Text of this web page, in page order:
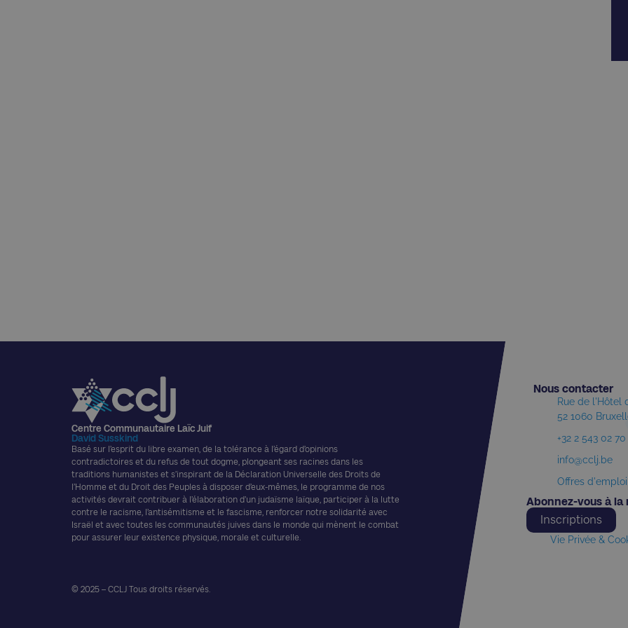
Centre Communautaire Laïc Juif
David Susskind
Basé sur l’esprit du libre examen, de la tolérance à l’égard d’opinions
contradictoires et du refus de tout dogme, plongeant ses racines dans les
traditions humanistes et s’inspirant de la Déclaration Universelle des Droits de
l’Homme et du Droit des Peuples à disposer d’eux-mêmes, le programme de nos
activités devrait contribuer à l’élaboration d’un judaïsme laïque, participer à la lutte
contre le racisme, l’antisémitisme et le fascisme, renforcer notre solidarité avec
Israël et avec toutes les communautés juives dans le monde qui mènent le combat
pour assurer leur existence physique, morale et culturelle.
© 2025 – CCLJ Tous droits réservés.
Nous contacter​
Rue de l'Hôtel
52 1060
+32 2 543 02 70
info@cclj.be
Offres d'emploi
Abonnez-vous à la
Inscriptions
Vie Privée &